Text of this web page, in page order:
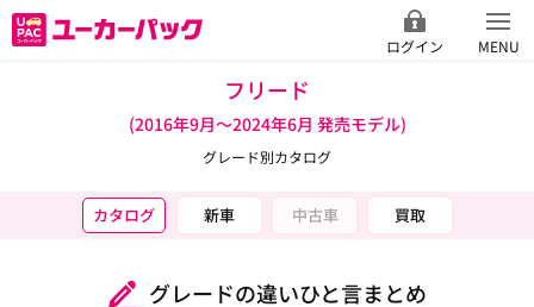
ログイン MENU
フリード
(2016年9月～2024年6月 発売モデル)
グレード別カタログ
カタログ 新車 中古車 買取
グレードの違いひと言まとめ